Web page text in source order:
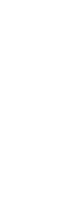
プログラム
学術機関リ